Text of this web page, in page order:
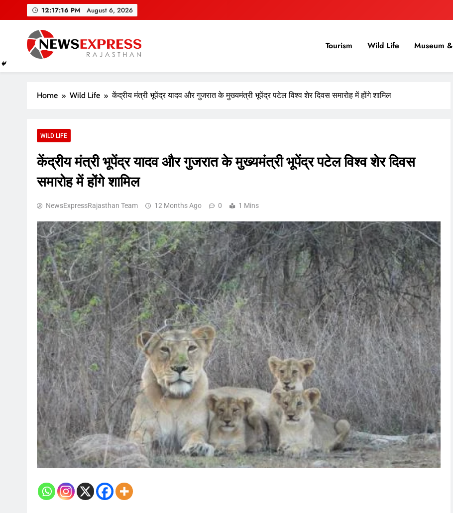
12:17:17 PM August 6, 2026
Tourism Wild Life Museum
Home Wild Life केंद्रीय मंत्री भूपेंद्र यादव और गुजरात के मुख्यमंत्री भूपेंद्र पटेल विश्व शेर दिवस समारोह में होंगे शामिल
WILD LIFE
केंद्रीय मंत्री भूपेंद्र यादव और गुजरात के मुख्यमंत्री भूपेंद्र पटेल विश्व शेर दिवस
समारोह में होंगे शामिल
NewsExpressRajasthan Team 12 Months Ago 0 1 Mins